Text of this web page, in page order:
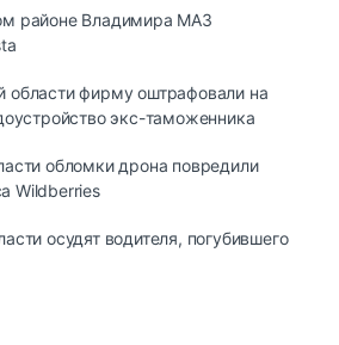
районе Владимира МАЗ
области фирму оштрафовали на
экс-таможенника
обломки дрона повредили
Wildberries
осудят водителя, погубившего